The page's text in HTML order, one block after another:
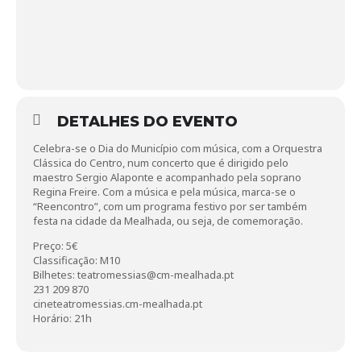
DETALHES DO EVENTO
Celebra-se o Dia do Município com música, com a Orquestra
Clássica do Centro, num concerto que é dirigido pelo
maestro Sergio Alaponte e acompanhado pela soprano
Regina Freire. Com a música e pela música, marca-se o
“Reencontro”, com um programa festivo por ser também
festa na cidade da Mealhada, ou seja, de comemoração.
Preço: 5€
Classificação: M10
Bilhetes: teatromessias@cm-mealhada.pt
231 209 870
cineteatromessias.cm-mealhada.pt
Horário: 21h